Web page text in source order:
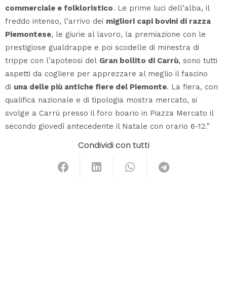
commerciale e folkloristico. Le prime luci dell’alba, il
freddo intenso, l’arrivo dei migliori capi bovini di razza
Piemontese, le giurie al lavoro, la premiazione con le
prestigiose gualdrappe e poi scodelle di minestra di
trippe con l’apoteosi del Gran bollito di Carrù, sono tutti
aspetti da cogliere per apprezzare al meglio il fascino
di una delle più antiche fiere del Piemonte. La fiera, con
qualifica nazionale e di tipologia mostra mercato, si
svolge a Carrù presso il foro boario in Piazza Mercato il
secondo giovedì antecedente il Natale con orario 6-12.”
Condividi con tutti